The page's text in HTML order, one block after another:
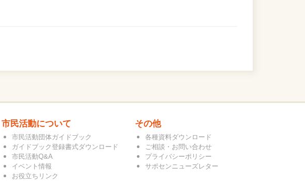
市民活動について
市民活動団体ガイドブック
ガイドブック登録書式ダウンロード
市民活動Q&A
イベント情報
お役立ちリンク
その他
各種資料ダウンロード
ご相談・お問い合わせ
プライバシーポリシー
サポセンニューズレター